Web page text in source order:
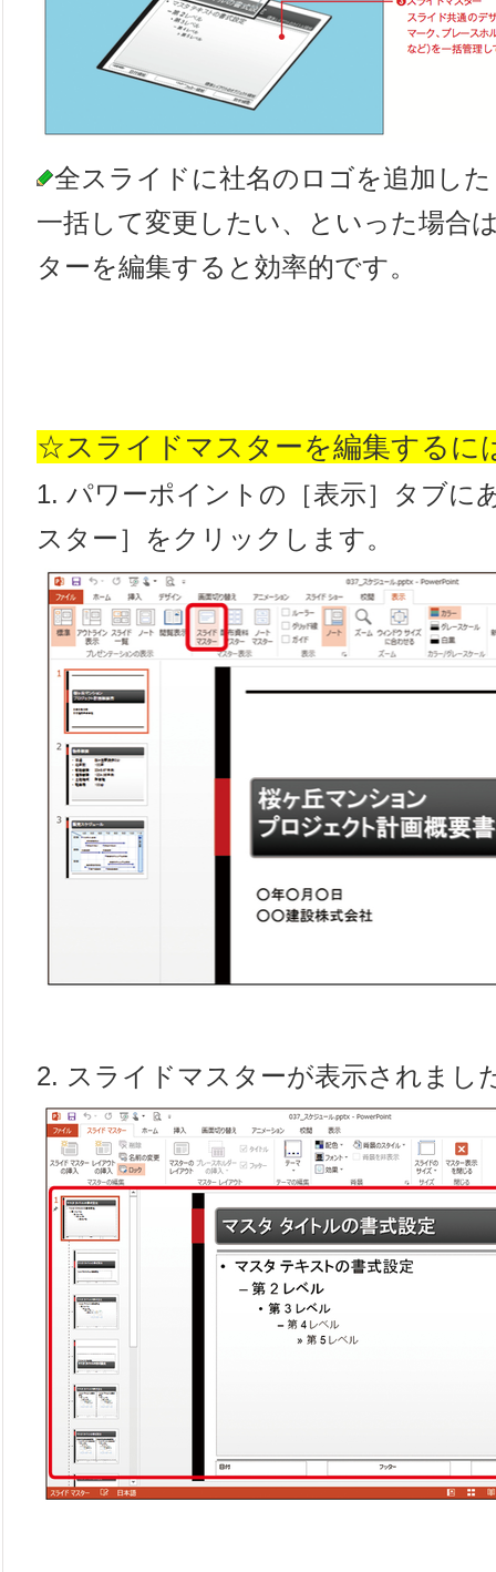
全スライドに社名のロゴを追加し
一括して変更したい、といった場合
ターを編集すると効率的です。
☆スライドマスターを編集するに
1. パワーポイントの［表示］タブに
スター］をクリックします。
2. スライドマスターが表示されまし